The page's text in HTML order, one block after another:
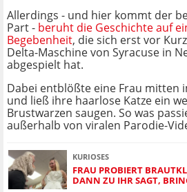
Allerdings - und hier kommt der
Part - beruht die Geschichte auf
Begebenheit, die sich erst vor
Delta-Maschine von Syracuse in
abgespielt hat.
Dabei entblößte eine Frau mitten
und ließ ihre haarlose Katze ein
Brustwarzen saugen. So was
außerhalb von viralen Parodie-
KURIOSES
FRAU PROBIERT
DANN ZU IHR SAGT,